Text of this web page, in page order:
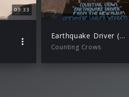
03:33
Earthquake Driver (Art Reveal)
Counting Crows